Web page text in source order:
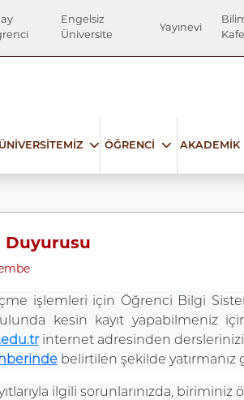
Engelsiz
Üniversite
Yayınevi
Kafe
ÜNİVERSİTEMİZ ÖĞRENCİ AKADEMİK
Duyurusu
işlemleri için Öğrenci Bilgi
kesin kayıt yapabilmeniz
internet adresinden
belirtilen şekilde yatırmanız
ilgili sorunlarınızda, biriminiz